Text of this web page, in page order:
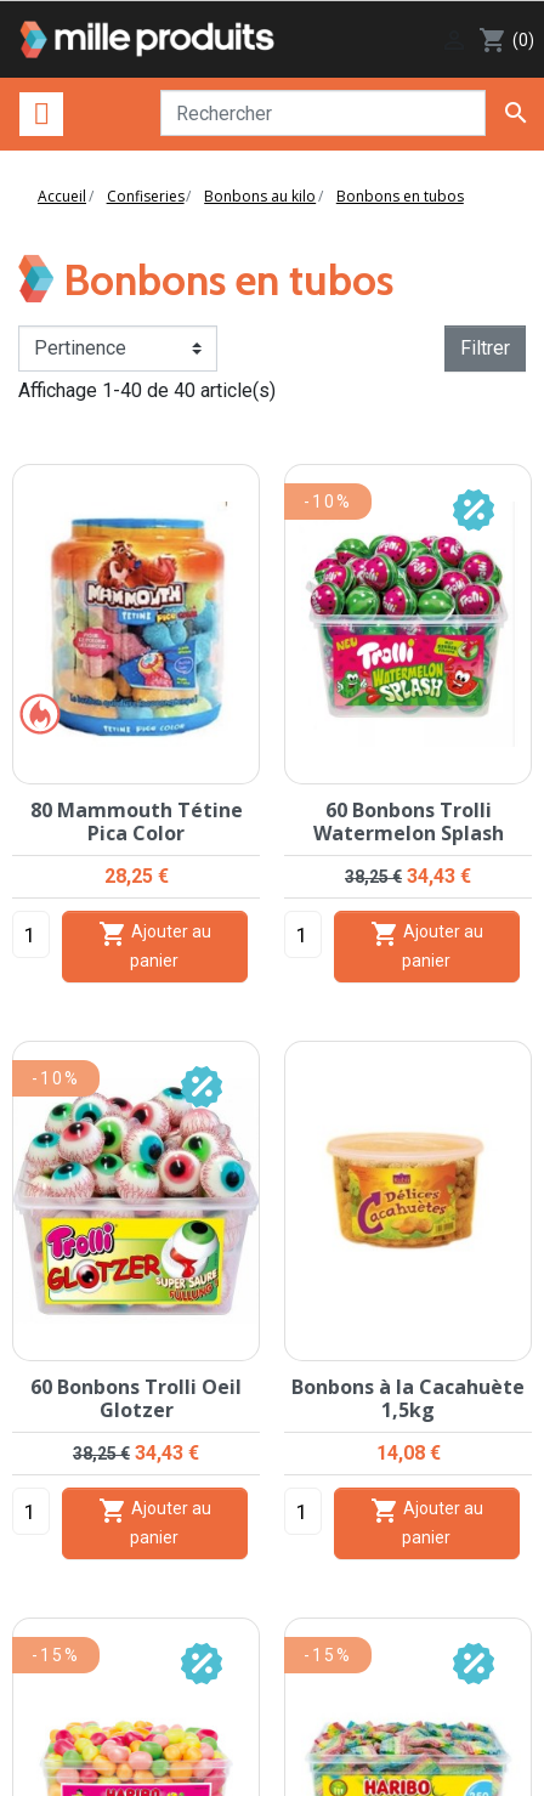
shopping_cart (0)

Accueil Confiseries Bonbons au kilo Bonbons en tubos
Bonbons en tubos
Filtrer
Affichage 1-40 de 40 article(s)
80 Mammouth Tétine
Pica Color
Prix
28,25 €

panier
60 Bonbons Trolli
Watermelon Splash
Prix de base
38,25 € Prix
34,43 €

panier
-10%
60 Bonbons Trolli Oeil
Glotzer
Prix de base
38,25 € Prix
34,43 €

panier
-10%
Bonbons à la Cacahuète
1,5kg
Prix
14,08 €

panier
-15% -15%